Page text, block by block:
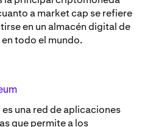
a market cap se refiere
en un almacén digital de
todo el mundo.
es una red de aplicaciones
que permite a los